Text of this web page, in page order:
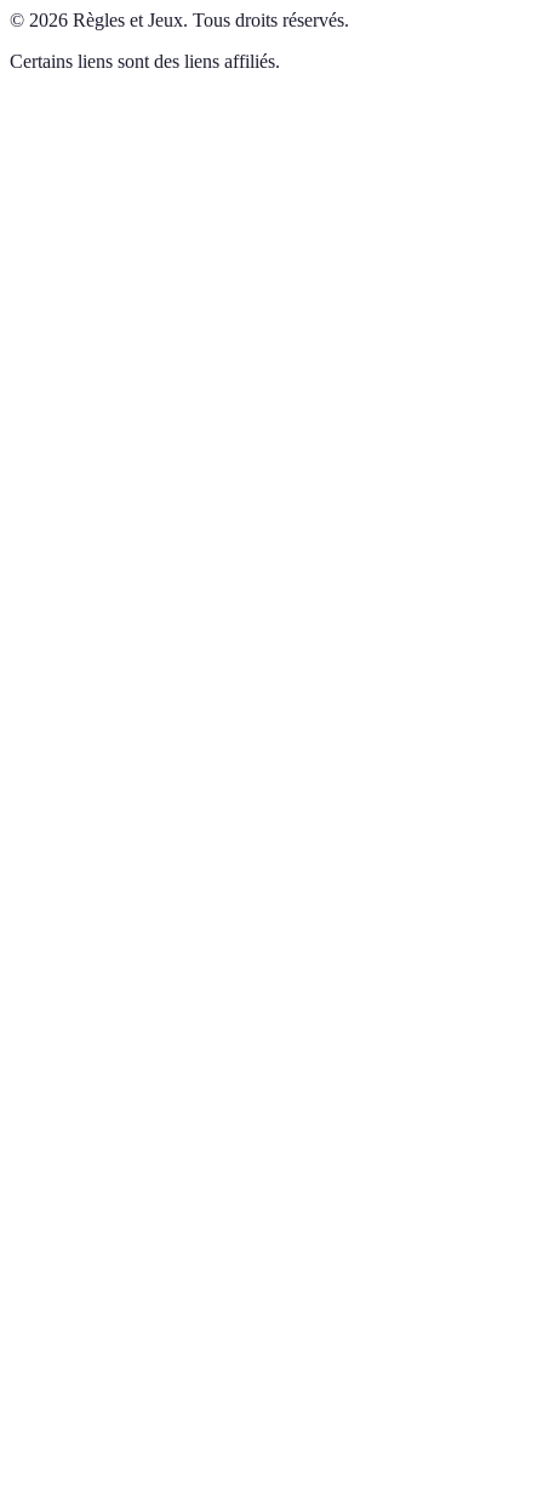
© 2026 Règles et Jeux. Tous droits réservés.
Certains liens sont des liens affiliés.